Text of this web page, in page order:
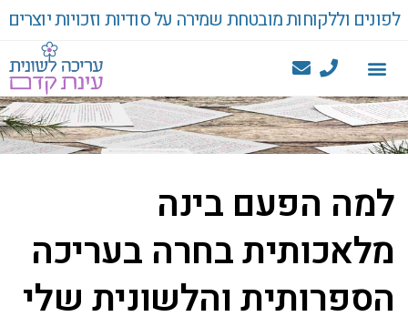
לפונים וללקוחות מובטחת שמירה על סודיות וזכויות יוצרים
למה הפעם בינה
מלאכותית בחרה בעריכה
הספרותית והלשונית שלי